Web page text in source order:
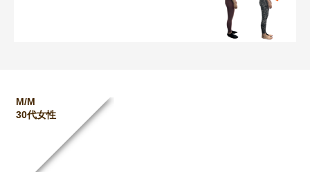
M/M
30代女性